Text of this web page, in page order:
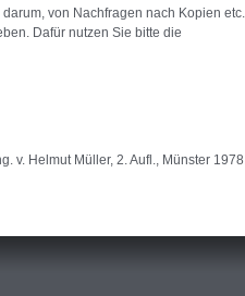
von Nachfragen nach Kopien etc.
Dafür nutzen Sie bitte die
v. Helmut Müller, 2. Aufl., Münster